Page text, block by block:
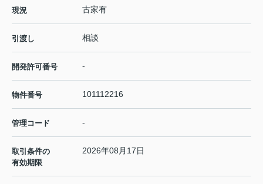
現況 古家有
引渡し 相談
開発許可番号 -
物件番号 101112216
管理コード -
取引条件の
有効期限
2026年08月17日